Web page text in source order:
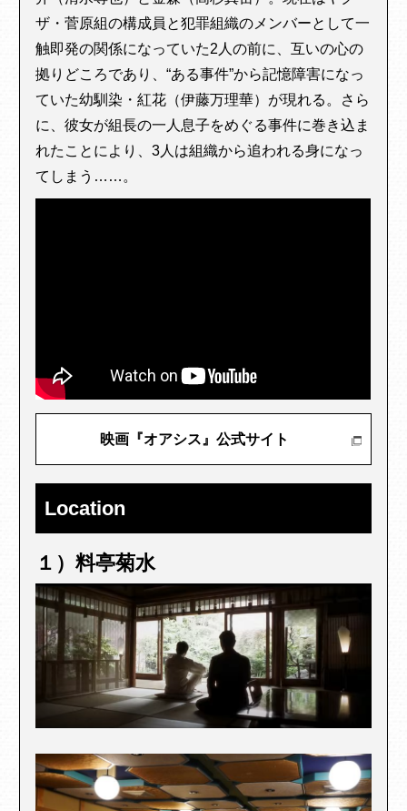
ザ・菅原組の構成員と犯罪組織のメンバーとして一
触即発の関係になっていた2人の前に、互いの心の
拠りどころであり、“ある事件”から記憶障害になっ
ていた幼馴染・紅花（伊藤万理華）が現れる。さら
に、彼女が組長の一人息子をめぐる事件に巻き込ま
れたことにより、3人は組織から追われる身になっ
てしまう……。
映画『オアシス』公式サイト
Location
１）料亭菊水